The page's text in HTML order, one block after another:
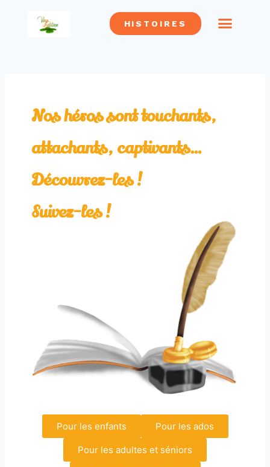
HISTOIRES
Nos héros sont touchants,
attachants, captivants…
Découvrez-les !
Suivez-les !
Pour les enfants Pour les ados
Pour les adultes et séniors